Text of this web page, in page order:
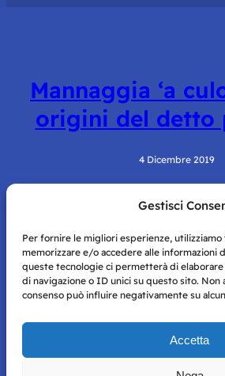
Gestisci
Per fornire le migliori esperienze,
memorizzare e/o accedere alle informazioni
queste tecnologie ci permetterà di
di navigazione o ID unici su questo sito. Non
consenso può influire negativamente su
Accetta
Mannaggia ‘a
origini del detto
4 Dicembre 2019
Napoli con autorizzazione numero 38 del
Tutte le immagini e i contenuti su questo